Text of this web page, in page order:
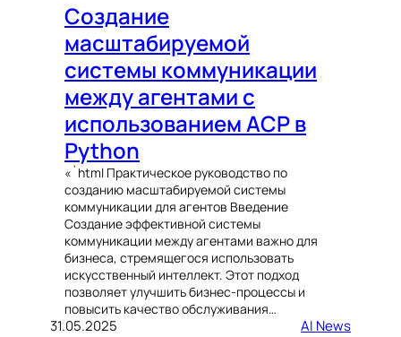
Создание
масштабируемой
системы коммуникации
между агентами с
использованием ACP в
Python
«`html Практическое руководство по
созданию масштабируемой системы
коммуникации для агентов Введение
Создание эффективной системы
коммуникации между агентами важно для
бизнеса, стремящегося использовать
искусственный интеллект. Этот подход
позволяет улучшить бизнес-процессы и
повысить качество обслуживания…
31.05.2025 AI News